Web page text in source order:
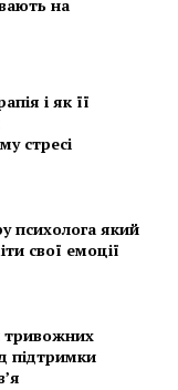
на
і як її
стресі
психолога який
свої емоції
тривожних
підтримки